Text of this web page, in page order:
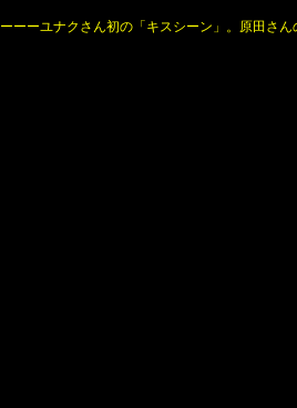
ーーーユナクさん初の「キスシーン」。原田